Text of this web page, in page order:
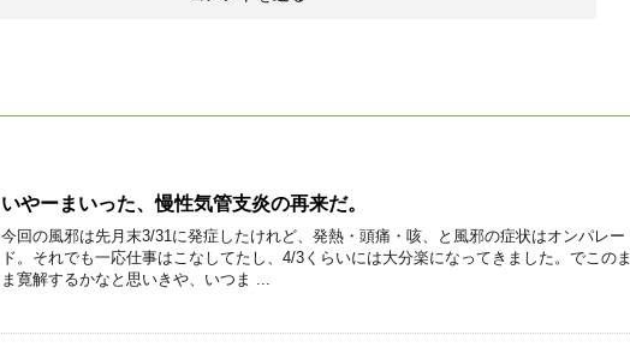
いやーまいった、慢性気管支炎の再来だ。
今回の風邪は先月末3/31に発症したけれど、発熱・頭痛・咳、と風邪の症状はオンパレー
ド。それでも一応仕事はこなしてたし、4/3くらいには大分楽になってきました。でこのま
ま寛解するかなと思いきや、いつま ...